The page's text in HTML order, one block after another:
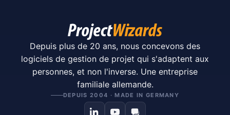
Depuis plus de 20 ans, nous concevons des
logiciels de gestion de projet qui s'adaptent aux
personnes, et non l'inverse. Une entreprise
familiale allemande.
DEPUIS 2004 · MADE IN GERMANY